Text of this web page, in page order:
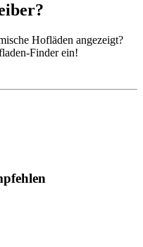
Hofläden angezeigt?
Finder ein!